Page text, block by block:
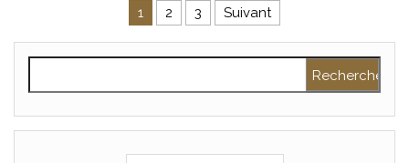
Pagination des publications
1 2 3 Suivant